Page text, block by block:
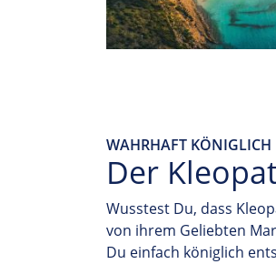
WAHRHAFT KÖNIGLICH
Der
Wusstest Du, dass
von ihrem Geliebten
Du einfach königlich